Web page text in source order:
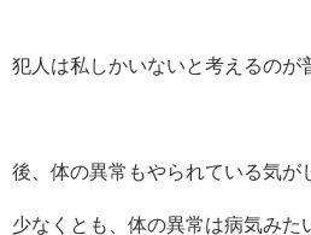
犯人は私しかいないと考えるのが
後、体の異常もやられている気が
少なくとも、体の異常は病気みた